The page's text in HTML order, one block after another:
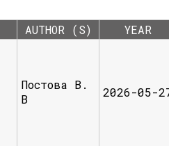
AUTHOR (S) YEAR
Постова В.
В
2026-05-